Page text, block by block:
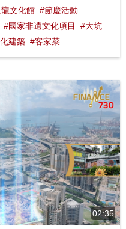
文化館 #節慶活動
#國家非遺文化項目
#大坑
建築 #客家菜
02:35